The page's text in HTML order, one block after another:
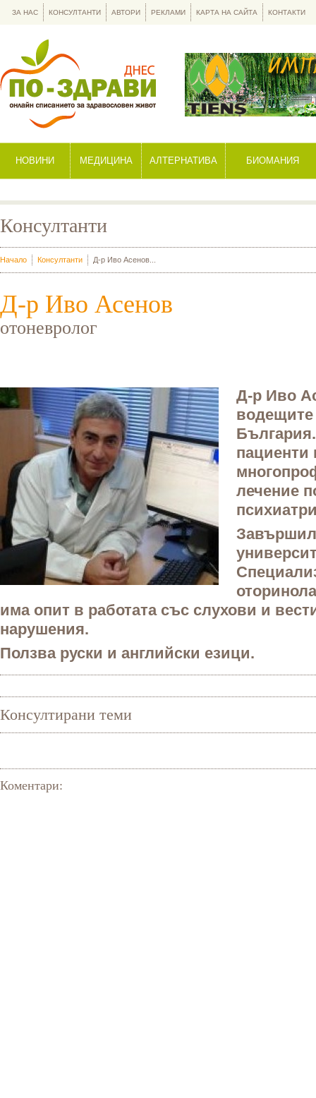
НОВИНИ МЕДИЦИНА АЛТЕРНАТИВА БИОМАНИЯ
ЗА НАС КОНСУЛТАНТИ АВТОРИ РЕКЛАМИ КАРТА НА САЙТА КОНТАКТИ
Консултанти
Начало Консултанти Д-р Иво Асенов...
Д-р Иво Асенов
отоневролог
Д-р Иво
водещите
пациенти
лечение
има опит в работата със слухови и
нарушения.
Ползва руски и английски езици.
Консултирани теми
Коментари: